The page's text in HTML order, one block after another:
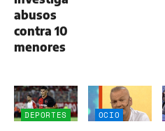
abusos
contra 10
menores
DEPORTES OCIO